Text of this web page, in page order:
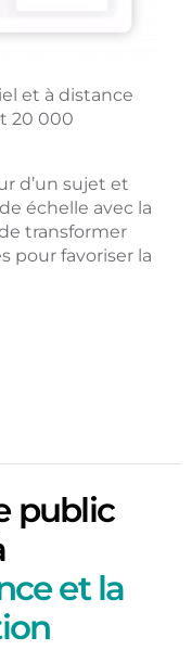
et à distance
20 000
d’un sujet et
échelle avec la
transformer
pour favoriser la
public
et la